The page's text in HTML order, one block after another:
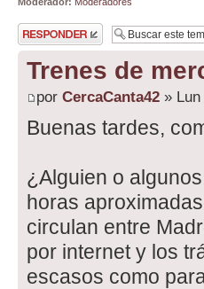
Publicar una
respuesta
Trenes de
por CercaCanta42 »
Buenas tardes,
¿Alguien o
horas
circulan entre
por internet y los
escasos como